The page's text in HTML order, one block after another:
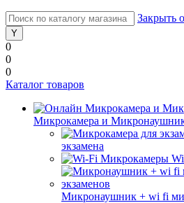
Закрыть
0
0
0
Каталог товаров
Микрокамера и
экзамена
Микронаушник + wi fi